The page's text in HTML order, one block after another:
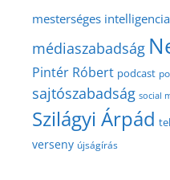
mesterséges intelligencia
médiaszabadság
Pintér Róbert podcast
sajtószabadság social
Szilágyi Árpád
verseny újságírás